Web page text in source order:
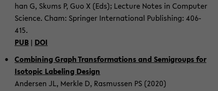
han G, Skums P, Guo X (Eds); Lec­tu­re Notes in Com­pu­ter
Sci­ence. Cham: Sprin­ger In­ter­na­tio­nal Pu­bli­shing: 406-​
415.
PUB | DOI
Com­bi­ning Graph Trans­for­ma­ti­ons and Se­mi­groups for
Iso­to­pic La­be­ling De­sign
An­der­sen JL, Merk­le D, Ras­mus­sen PS (2020)